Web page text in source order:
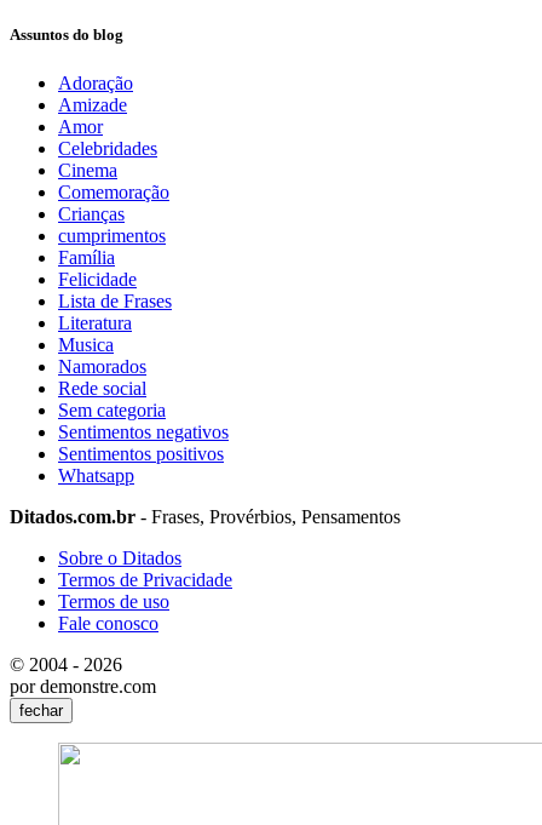
Assuntos do blog
Adoração
Amizade
Amor
Celebridades
Cinema
Comemoração
Crianças
cumprimentos
Família
Felicidade
Lista de Frases
Literatura
Musica
Namorados
Rede social
Sem categoria
Sentimentos negativos
Sentimentos positivos
Whatsapp
Ditados.com.br - Frases, Provérbios, Pensamentos
Sobre o Ditados
Termos de Privacidade
Termos de uso
Fale conosco
© 2004 - 2026
por demonstre.com
fechar